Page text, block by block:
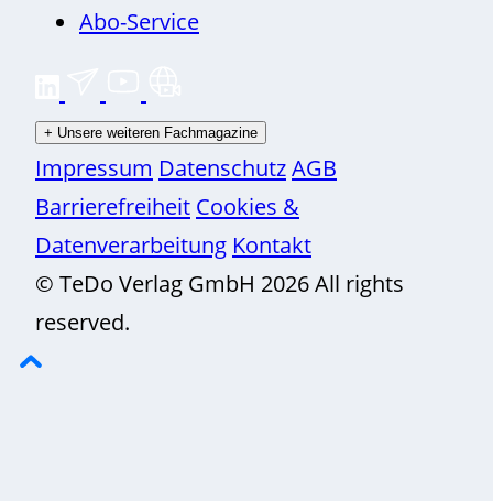
Abo-Service
+ Unsere weiteren Fachmagazine
Impressum DatenschutzAGB
Barrierefreiheit Cookies &
Datenverarbeitung Kontakt
© TeDo Verlag GmbH 2026 All rights
reserved.